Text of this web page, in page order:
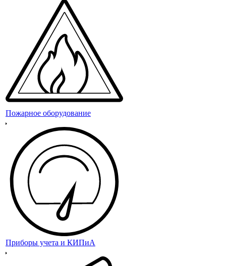
Пожарное оборудование
Приборы учета и КИПиА